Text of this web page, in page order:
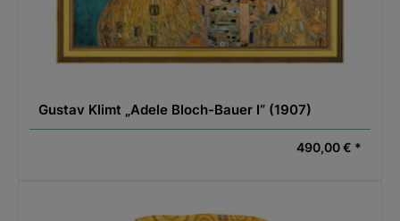
Gustav Klimt „Adele Bloch-Bauer I“ (1907)
490,00 € *